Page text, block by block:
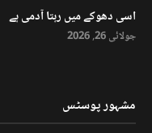
اسی دھوکے میں رہتا آدمی ہے
جولائی 26, 2026
مشہور پوسٹس